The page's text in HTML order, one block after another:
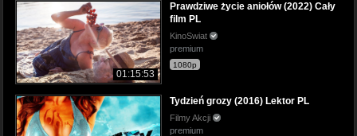
01:15:53
Prawdziwe życie aniołów (2022) Cały
film PL
KinoSwiat
premium
1080p
Tydzień grozy (2016) Lektor PL
Filmy Akcji
premium